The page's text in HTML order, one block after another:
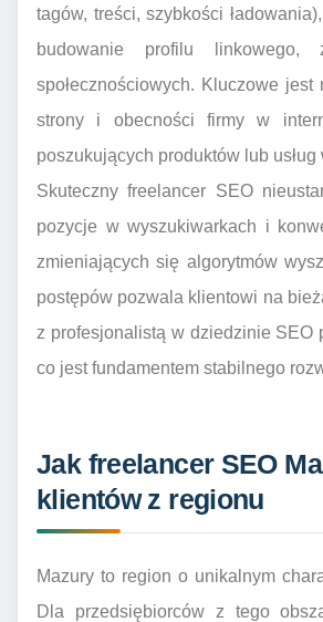
tagów, treści, szybkości
budowanie profilu
społecznościowych. Kluczowe
strony i obecności firmy w
poszukujących produktów lub
Skuteczny freelancer SEO
pozycje w wyszukiwarkach i
zmieniających się algorytmów
postępów pozwala klientowi na
z profesjonalistą w dziedzinie SEO
co jest fundamentem stabilnego
Jak freelancer SEO
klientów z regionu
Mazury to region o unikalnym
Dla przedsiębiorców z tego